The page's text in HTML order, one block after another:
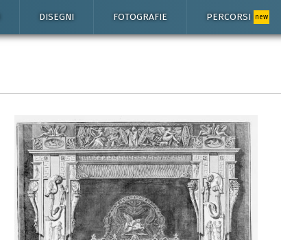
DISEGNI FOTOGRAFIE PERCORSI new